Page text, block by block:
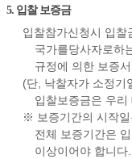
5. 입찰 보증금
입찰참가신청시 입찰
국가를당사자로하
규정에 의한 보증
(단, 낙찰자가 소정기
입찰보증금은 우
※ 보증기간의 시작일
전체 보증기간은
이상이어야 합니다.